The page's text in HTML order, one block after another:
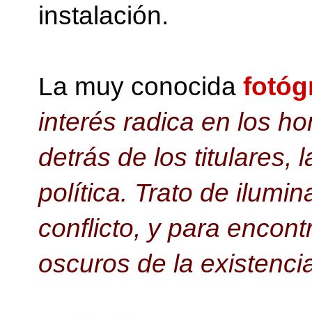
instalación.
La muy conocida
interés radica en los
detrás de los titulares,
política. Trato de
conflicto, y para
oscuros de la